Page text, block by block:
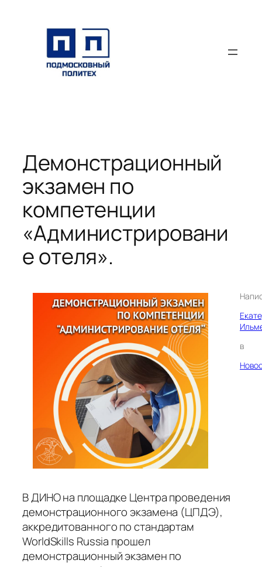
содержимому
Демонстрационный
экзамен по
компетенции
«Администрировани
е отеля».
в
В ДИНО на площадке Центра проведения
демонстрационного экзамена (ЦПДЭ),
аккредитованного по стандартам
WorldSkills Russia прошел
демонстрационный экзамен по